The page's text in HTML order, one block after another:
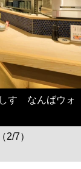
す なんばウォ
2/7）